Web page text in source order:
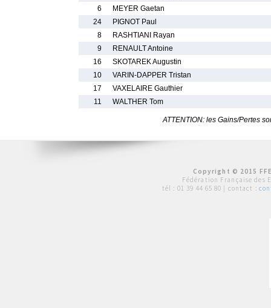
6
MEYER Gaetan
24
PIGNOT Paul
8
RASHTIANI Rayan
9
RENAULT Antoine
16
SKOTAREK Augustin
10
VARIN-DAPPER Tristan
17
VAXELAIRE Gauthier
11
WALTHER Tom
ATTENTION: les Gains/Pertes
Copyright © 2015
Fédération Française des
tél : 01 39 44 65 80 | contact :